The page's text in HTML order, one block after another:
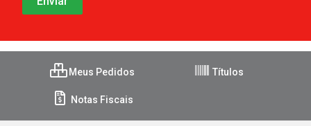
Meus Pedidos Títulos
Notas Fiscais